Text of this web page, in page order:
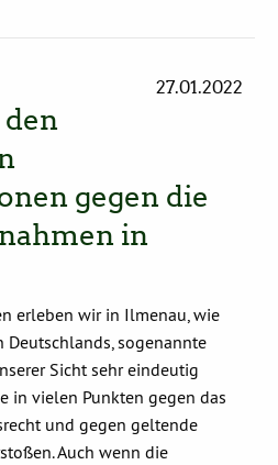
27.01.2022
gegen die
in
erleben wir in Ilmenau, wie
Deutschlands, sogenannte
Sicht sehr eindeutig
in vielen Punkten gegen das
und gegen geltende
Auch wenn die